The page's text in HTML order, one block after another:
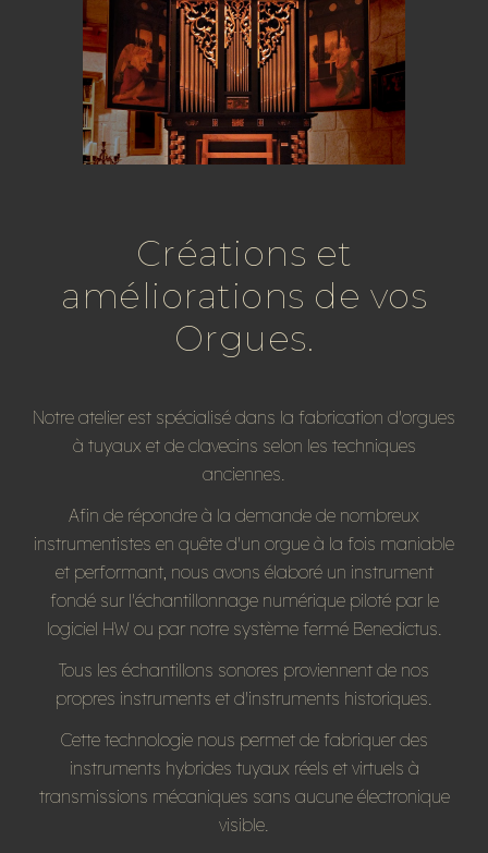
Créations et
améliorations de vos
Orgues.
Notre atelier est spécialisé dans la fabrication d'orgues
à tuyaux et de clavecins selon les techniques
anciennes.
Afin de répondre à la demande de nombreux
instrumentistes en quête d'un orgue à la fois maniable
et performant, nous avons élaboré un instrument
fondé sur l'échantillonnage numérique piloté par le
logiciel HW ou par notre système fermé Benedictus.
Tous les échantillons sonores proviennent de nos
propres instruments et d'instruments historiques.
Cette technologie nous permet de fabriquer des
instruments hybrides tuyaux réels et virtuels à
transmissions mécaniques sans aucune électronique
visible.